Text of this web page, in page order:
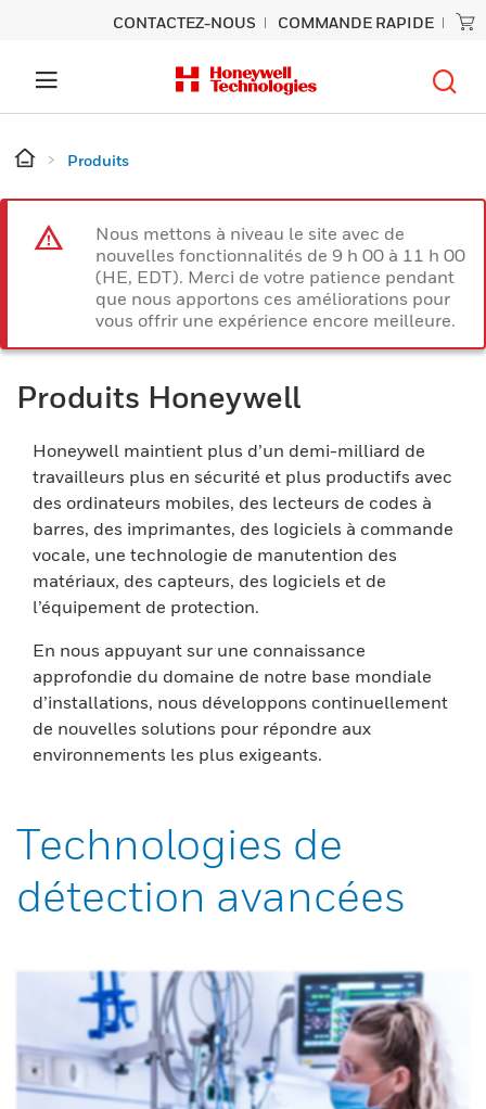
CONTACTEZ-NOUS COMMANDE RAPIDE
Produits
Nous mettons à niveau le site avec de
nouvelles fonctionnalités de 9 h 00 à 11 h 00
(HE, EDT). Merci de votre patience pendant
que nous apportons ces améliorations pour
vous offrir une expérience encore meilleure.
Produits Honeywell
Honeywell maintient plus d’un demi-milliard de
travailleurs plus en sécurité et plus productifs avec
des ordinateurs mobiles, des lecteurs de codes à
barres, des imprimantes, des logiciels à commande
vocale, une technologie de manutention des
matériaux, des capteurs, des logiciels et de
l’équipement de protection.
En nous appuyant sur une connaissance
approfondie du domaine de notre base mondiale
d’installations, nous développons continuellement
de nouvelles solutions pour répondre aux
environnements les plus exigeants.
Technologies de
détection avancées